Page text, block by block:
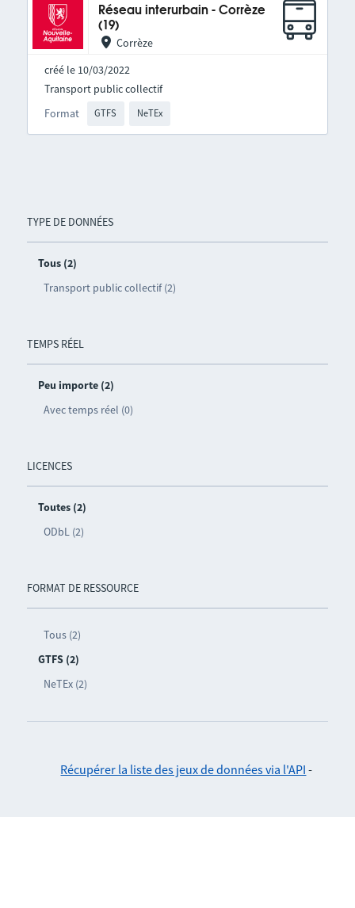
TYPE DE DONNÉES
Tous (2)
Transport public collectif (2)
TEMPS RÉEL
Peu importe (2)
Avec temps réel (0)
LICENCES
Toutes (2)
ODbL (2)
FORMAT DE RESSOURCE
Tous (2)
GTFS (2)
NeTEx (2)
Réseau interurbain - Corrèze
(19)
Corrèze
créé le 10/03/2022
Format GTFS NeTEx
Transport public collectif
Récupérer la liste des jeux de données via l'API -